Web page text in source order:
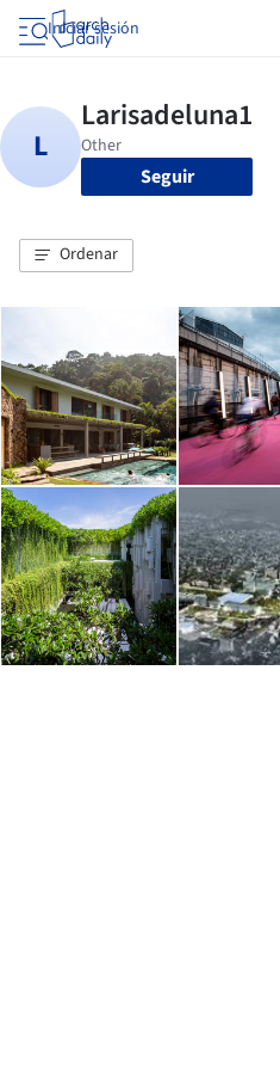
Iniciar sesión
Seguir
Ordenar